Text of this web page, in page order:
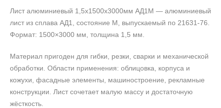
Лист алюминиевый 1,5х1500х3000мм АД1М — алюминиевый
лист из сплава АД1, состояние М, выпускаемый по 21631-76.
Формат: 1500×3000 мм, толщина 1,5 мм.
Материал пригоден для гибки, резки, сварки и механической
обработки. Области применения: облицовка, корпуса и
кожухи, фасадные элементы, машиностроение, рекламные
конструкции. Лист сочетает малую массу и достаточную
жёсткость.